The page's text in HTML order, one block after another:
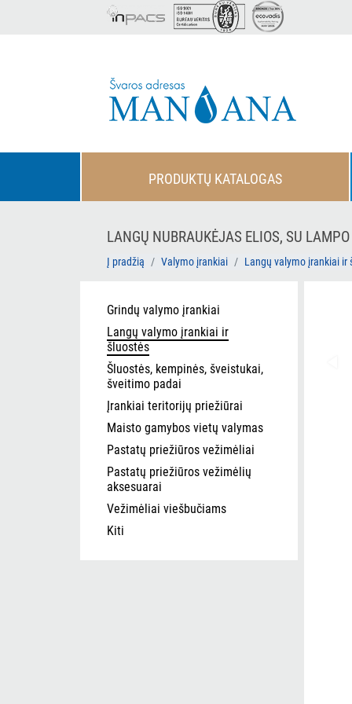
PRODUKTŲ KATALOGAS
LANGŲ NUBRAUKĖJAS ELIOS, SU
Į pradžią Valymo įrankiai Langų valymo įrankiai ir
Grindų valymo įrankiai
Langų valymo įrankiai ir
šluostės
Šluostės, kempinės, šveistukai,
šveitimo padai
Įrankiai teritorijų priežiūrai
Maisto gamybos vietų valymas
Pastatų priežiūros vežimėliai
Pastatų priežiūros vežimėlių
aksesuarai
Vežimėliai viešbučiams
Kiti